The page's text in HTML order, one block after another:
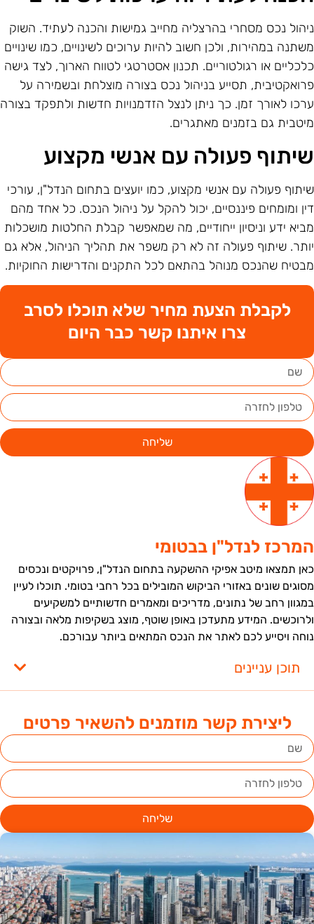
ליצירת קשר מוזמנים להשאיר פרטים
שליחה
נכס מסחרי בהרצליה מחייב גמישות והכנה לעתיד. השוק
במהירות, ולכן חשוב להיות ערוכים לשינויים, כמו שינויים
או רגולטוריים. תכנון אסטרטגי לטווח הארוך, לצד גישה
תסייע בניהול נכס בצורה מוצלחת ובשמירה על
לאורך זמן. כך ניתן לנצל הזדמנויות חדשות ולתפקד בצורה
גם בזמנים מאתגרים.
פעולה עם אנשי מקצוע
פעולה עם אנשי מקצוע, כמו יועצים בתחום הנדל"ן, עורכי
ומומחים פיננסיים, יכול להקל על ניהול הנכס. כל אחד מהם
ידע וניסיון ייחודיים, מה שמאפשר קבלת החלטות מושכלות
שיתוף פעולה זה לא רק משפר את תהליך הניהול, אלא גם
שהנכס מנוהל בהתאם לכל התקנים והדרישות החוקיות.
לקבלת הצעת מחיר שלא תוכלו לסרב
צרו איתנו קשר כבר היום
שליחה
לנדל"ן בבטומי
תמצאו מיטב אפיקי ההשקעה בתחום הנדל"ן, פרויקטים ונכסים
שונים באזורי הביקוש המובילים בכל רחבי בטומי. תוכלו לעיין
רחב של נתונים, מדריכים ומאמרים חדשותיים למשקיעים
המידע מתעדכן באופן שוטף, מוצג בשקיפות מלאה ובצורה
ויסייע לכם לאתר את הנכס המתאים ביותר עבורכם.
תוכן עניינים